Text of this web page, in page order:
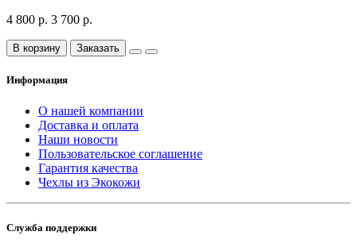
4 800 р. 3 700 р.
В корзину Заказать
Информация
О нашей компании
Доставка и оплата
Наши новости
Пользовательское соглашение
Гарантия качества
Чехлы из Экокожи
Служба поддержки